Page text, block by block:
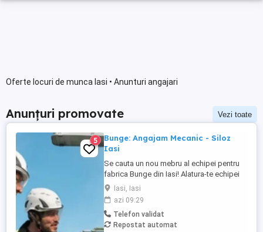
Oferte locuri de munca Iasi • Anunturi angajari
Anunțuri promovate Vezi toate
5
Bunge: Angajam Mecanic - Siloz
Iasi
Se cauta un nou mebru al echipei pentru
fabrica Bunge din Iasi! Alatura-te echipei
noastre si ajuta la construirea unei
organizatii care are misiunea de a conecta
fermierii cu consumatorii din intreaga
lume. Probabil ai auzit de brandurile
noastre locale de ulei, Floriol si Unisol?
Iasi, Iasi
azi 09:29
Telefon validat
Repostat automat